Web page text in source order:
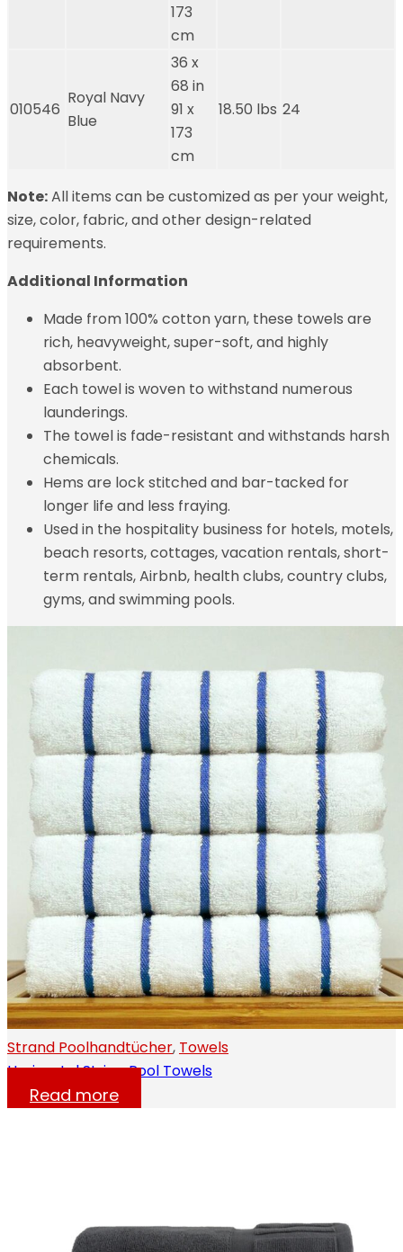
173
cm
010546
Royal Navy
Blue
36 x
68 in
91 x
173
cm
18.50 lbs 24
Note:All items can be customized as per your weight,
size, color, fabric, and other design-related
requirements.
Additional Information
Made from 100% cotton yarn, these towels are
rich, heavyweight, super-soft, and highly
absorbent.
Each towel is woven to withstand numerous
launderings.
The towel is fade-resistant and withstands harsh
chemicals.
Hems are lock stitched and bar-tacked for
longer life and less fraying.
Used in the hospitality business for hotels, motels,
beach resorts, cottages, vacation rentals, short-
term rentals, Airbnb, health clubs, country clubs,
gyms, and swimming pools.
Strand Poolhandtücher, Towels
Horizontal Stripe Pool Towels
Read more